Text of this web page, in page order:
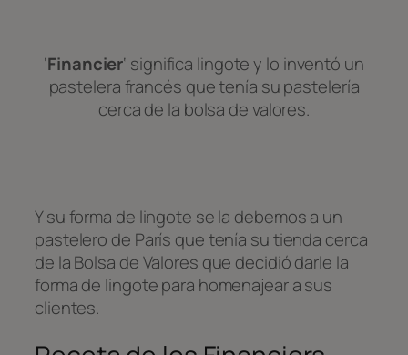
‘Financier‘ significa lingote y lo inventó un
pastelera francés que tenía su pastelería
cerca de la bolsa de valores.
Y su forma de lingote se la debemos a un
pastelero de París que tenía su tienda cerca
de la Bolsa de Valores que decidió darle la
forma de lingote para homenajear a sus
clientes.